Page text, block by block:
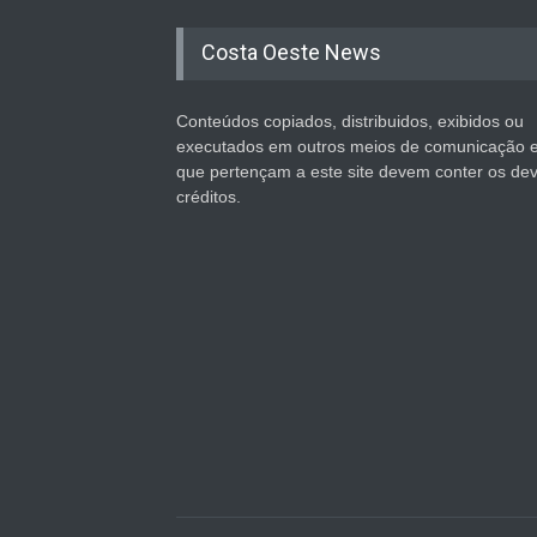
Costa Oeste News
Conteúdos copiados, distribuidos, exibidos ou
executados em outros meios de comunicação
que pertençam a este site devem conter os
créditos.